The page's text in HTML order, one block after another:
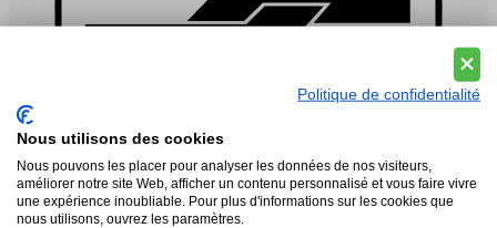
Politique de confidentialité
Nous utilisons des cookies
Nous pouvons les placer pour analyser les données de nos visiteurs,
améliorer notre site Web, afficher un contenu personnalisé et vous faire vivre
une expérience inoubliable. Pour plus d'informations sur les cookies que
nous utilisons, ouvrez les paramètres.